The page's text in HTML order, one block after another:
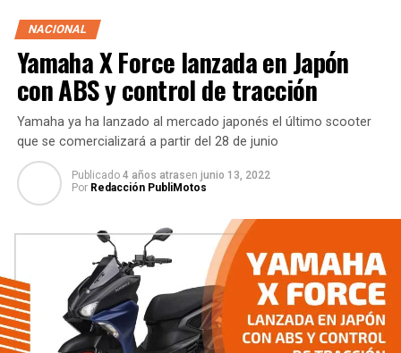
NACIONAL
Yamaha X Force lanzada en Japón
con ABS y control de tracción
Yamaha ya ha lanzado al mercado japonés el último scooter
que se comercializará a partir del 28 de junio
Publicado 4 años atrasen junio 13, 2022
Por Redacción PubliMotos